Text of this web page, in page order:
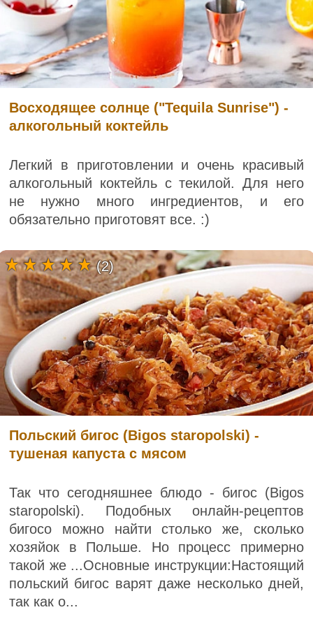
Восходящее солнце ("Tequila Sunrise") -
алкогольный коктейль
Легкий в приготовлении и очень красивый
алкогольный коктейль с текилой. Для него
не нужно много ингредиентов, и его
обязательно приготовят все. :)
Польский бигос (Bigos staropolski) -
тушеная капуста с мясом
Так что сегодняшнее блюдо - бигос (Bigos
staropolski). Подобных онлайн-рецептов
бигосо можно найти столько же, сколько
хозяйок в Польше. Но процесс примерно
такой же ...Основные инструкции:Настоящий
польский бигос варят даже несколько дней,
так как о...
(2)